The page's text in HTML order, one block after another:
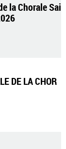
la Chorale Sai
DE LA CHOR